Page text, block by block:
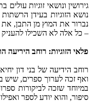
גירושין ונושאי זוגיות
נושא הזוגיות בעידן
נברור את המוץ מן התבן, את
– כל אלה לא השכילו להעניק
פלאי הזוגיות: רוחב היריעה
רוחב הידיעה של בני דון
ואף זכה לערוך ספרים, שיש
במיוחד שזכה לביקורות
סיפור, והוא יודע לספר